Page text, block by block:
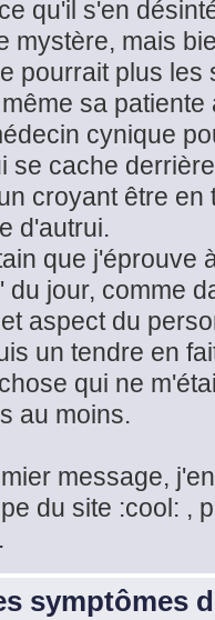
qu'il s'en
mystère, mais
pourrait plus
sa
cynique
se cache
croyant être
d'autrui.
que j'éprouve
du jour, comme
aspect du
un tendre en
qui ne
au moins.
message,
du site :cool: ,
symptômes